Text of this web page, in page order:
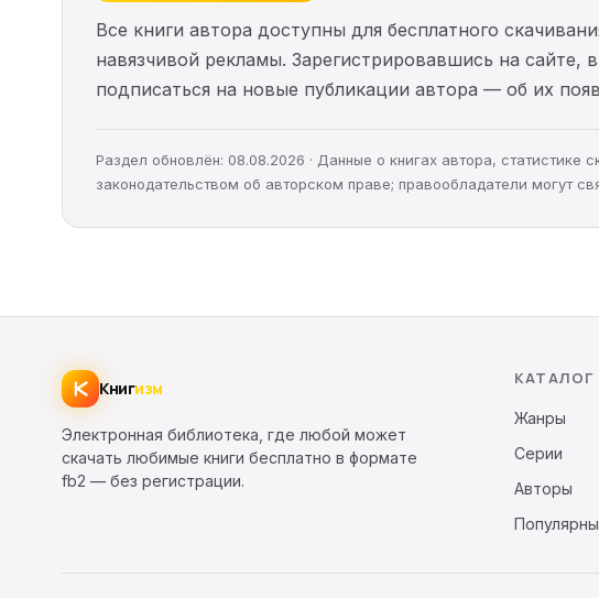
Все книги автора доступны для бесплатного
навязчивой рекламы. Зарегистрировавшись на сайте,
подписаться на новые публикации автора — об их
Раздел обновлён: 08.08.2026 · Данные о книгах автора,
законодательством об авторском праве; правообладатели могут
Книгизм
Электронная библиотека, где любой может
скачать любимые книги бесплатно в формате
fb2 — без регистрации.
КАТАЛОГ
Жанры
Серии
Авторы